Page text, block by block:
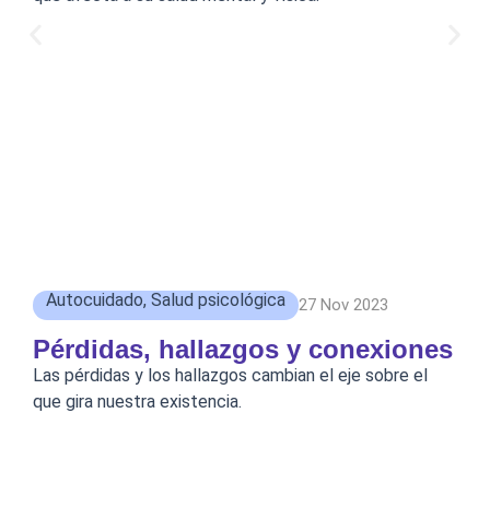
Autocuidado, Salud psicológica 27 Nov 2023
Pérdidas, hallazgos y conexiones
Las pérdidas y los hallazgos cambian el eje sobre el
que gira nuestra existencia.